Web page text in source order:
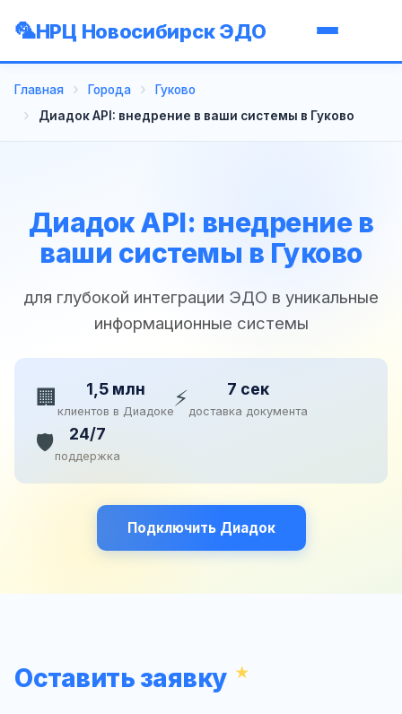
НРЦ Новосибирск ЭДО
Главная Города
Гуково
Диадок API: внедрение в ваши системы в Гуково
Диадок API: внедрение в
ваши системы в Гуково
для глубокой интеграции ЭДО в уникальные
информационные системы
🏢 1,5 млн
клиентов в Диадоке⚡ 7 сек
доставка документа
🛡️ 24/7
поддержка
Подключить Диадок
Оставить заявку